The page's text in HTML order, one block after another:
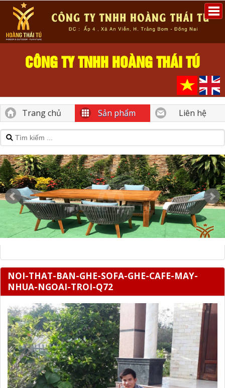
CÔNG TY TNHH HOÀNG THÁI TÚ
Trang chủ Sản phẩm Liên hệ
NOI-THAT-BAN-GHE-SOFA-GHE-CAFE-MAY-
NHUA-NGOAI-TROI-Q72